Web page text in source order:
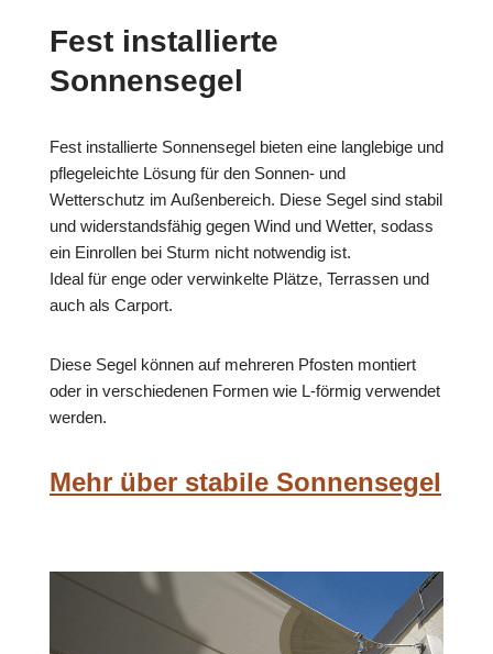
Fest installierte
Sonnensegel
Fest installierte Sonnensegel bieten eine langlebige und
pflegeleichte Lösung für den Sonnen- und
Wetterschutz im Außenbereich. Diese Segel sind stabil
und widerstandsfähig gegen Wind und Wetter, sodass
ein Einrollen bei Sturm nicht notwendig ist.
Ideal für enge oder verwinkelte Plätze, Terrassen und
auch als Carport.
Diese Segel können auf mehreren Pfosten montiert
oder in verschiedenen Formen wie L-förmig verwendet
werden.
Mehr über stabile Sonnensegel